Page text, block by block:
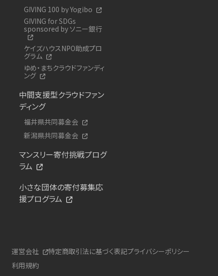
GIVING 100 by Yogibo
GIVING for SDGs
sponsored by ソニー銀行
ケイズハウスNPO助成プロ
グラム
ゆめ・まちクラウドファンディ
ング
中間支援型クラウドファン
ディング
福井県共同募金会
新潟県共同募金会
マンスリー寄付挑戦プログ
ラム
小さな団体の寄付募集応
援プログラム
運営会社 特定商取引法に基づく表記プライバシーポリシー
利用規約